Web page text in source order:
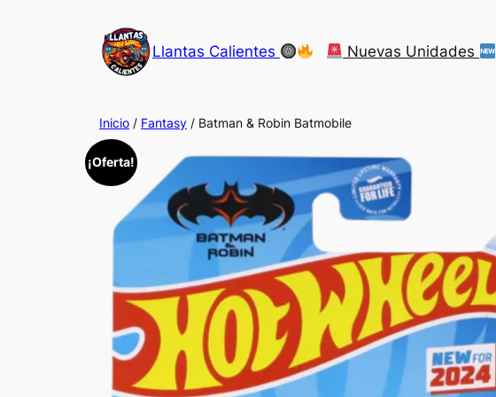
Llantas Calientes Nuevas Unidades
Inicio / Fantasy / Batman & Robin Batmobile
¡Oferta!